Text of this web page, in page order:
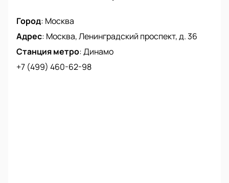
Город: Москва
Адрес: Москва, Ленинградский проспект, д. 36
Станция метро:Динамо
+7 (499) 460-62-98